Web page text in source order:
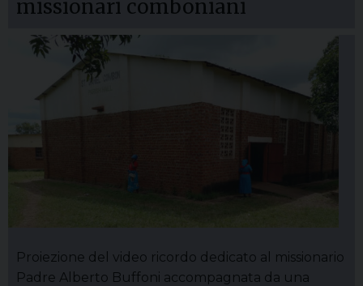
missionari comboniani
Proiezione del video ricordo dedicato al missionario
Padre Alberto Buffoni accompagnata da una